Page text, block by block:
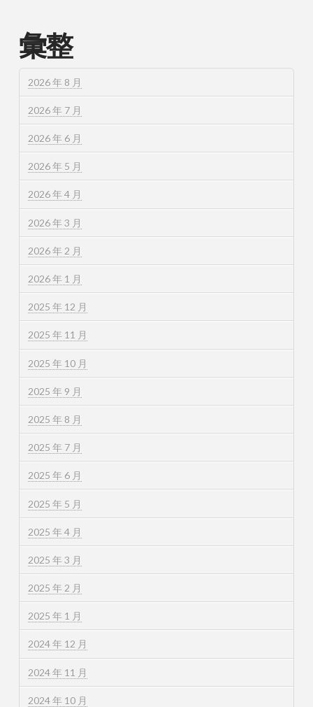
彙整
2026 年 8 月
2026 年 7 月
2026 年 6 月
2026 年 5 月
2026 年 4 月
2026 年 3 月
2026 年 2 月
2026 年 1 月
2025 年 12 月
2025 年 11 月
2025 年 10 月
2025 年 9 月
2025 年 8 月
2025 年 7 月
2025 年 6 月
2025 年 5 月
2025 年 4 月
2025 年 3 月
2025 年 2 月
2025 年 1 月
2024 年 12 月
2024 年 11 月
2024 年 10 月